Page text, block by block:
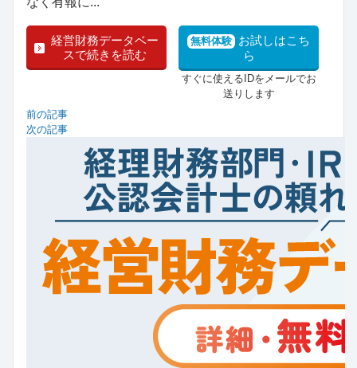
経営財務データベー
スで続きを読む
無料体験 お試しはこち
ら
すぐに使えるIDをメールでお
送りします
前の記事
次の記事